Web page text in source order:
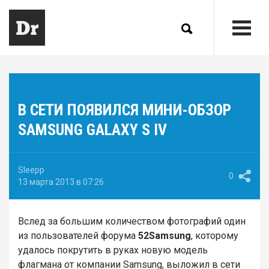
В СЕТИ ПОЯВИЛСЯ МИНИ-ОБЗОР
SAMSUNG GALAXY S IV
Sleepp
13 марта 2013 в 07:26
0
Вслед за большим количеством фотографий один
из пользователей форума 52Samsung, которому
удалось покрутить в руках новую модель
флагмана от компании Samsung, выложил в сети